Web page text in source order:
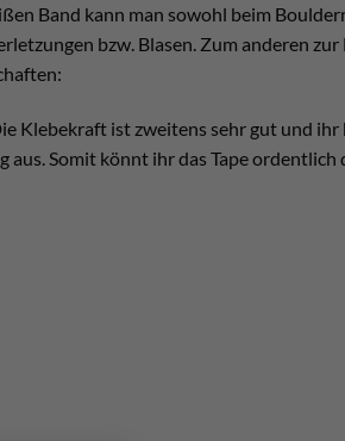
Band kann man sowohl beim
bzw. Blasen. Zum anderen
Klebekraft ist zweitens sehr gut und
Somit könnt ihr das Tape ordentlich